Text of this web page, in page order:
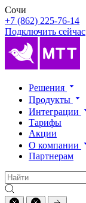
Сочи
+7 (862) 225-76-14
Подключить сейчас
Решения
Продукты
Интеграции
Тарифы
Акции
О компании
Партнерам